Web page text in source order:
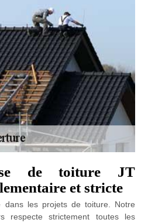
de toiture JT
et stricte
dans les projets de toiture. Notre
respecte strictement toutes les